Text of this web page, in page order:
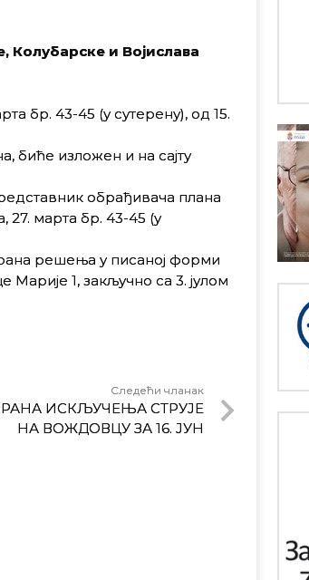
Колубарске и Војислава
бр. 43-45 (у сутерену), од 15.
биће изложен и на сајту
обрађивача плана
27. марта бр. 43-45 (у
решења у писаној форми
1, закључно са 3. јулом
Следећи чланак
ИСКЉУЧЕЊА СТРУЈЕ
НА ВОЖДОВЦУ ЗА 16. ЈУН